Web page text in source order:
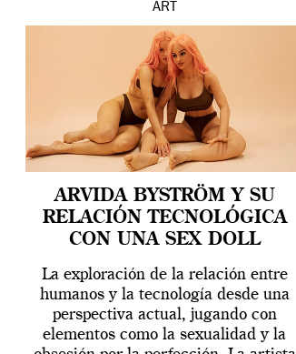
ART
ARVIDA BYSTRÖM Y SU
RELACIÓN TECNOLÓGICA
CON UNA SEX DOLL
La exploración de la relación entre
humanos y la tecnología desde una
perspectiva actual, jugando con
elementos como la sexualidad y la